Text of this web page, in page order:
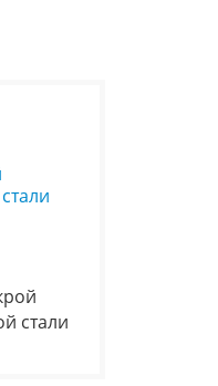
стали